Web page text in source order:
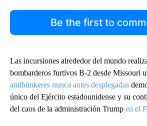
Be the first to
Las incursiones alrededor del mundo
bombarderos furtivos B-2 desde Missouri
antibúnkeres nunca antes desplegadas
único del Ejército estadounidense y su
del caos de la administración Trump en el